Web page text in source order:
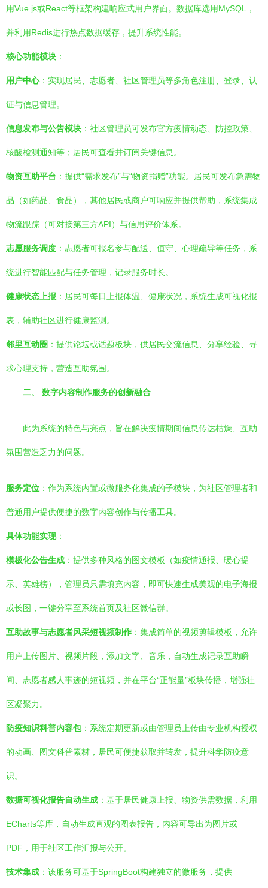
用Vue.js或React等框架构建响应式用户界面。数据库选用MySQL，
并利用Redis进行热点数据缓存，提升系统性能。
核心功能模块 ：
用户中心：实现居民、志愿者、社区管理员等多角色注册、登录、认
证与信息管理。
信息发布与公告模块 ：社区管理员可发布官方疫情动态、防控政策、
核酸检测通知等；居民可查看并订阅关键信息。
物资互助平台 ：提供“需求发布”与“物资捐赠”功能。居民可发布急需物
品（如药品、食品），其他居民或商户可响应并提供帮助，系统集成
物流跟踪（可对接第三方API）与信用评价体系。
志愿服务调度 ：志愿者可报名参与配送、值守、心理疏导等任务，系
统进行智能匹配与任务管理，记录服务时长。
健康状态上报 ：居民可每日上报体温、健康状况，系统生成可视化报
表，辅助社区进行健康监测。
邻里互动圈 ：提供论坛或话题板块，供居民交流信息、分享经验、寻
求心理支持，营造互助氛围。
二、 数字内容制作服务的创新融合
此为系统的特色与亮点，旨在解决疫情期间信息传达枯燥、互助
氛围营造乏力的问题。
服务定位 ：作为系统内置或微服务化集成的子模块，为社区管理者和
普通用户提供便捷的数字内容创作与传播工具。
具体功能实现：
模板化公告生成 ：提供多种风格的图文模板（如疫情通报、暖心提
示、英雄榜），管理员只需填充内容，即可快速生成美观的电子海报
或长图，一键分享至系统首页及社区微信群。
互助故事与志愿者风采短视频制作 ：集成简单的视频剪辑模板，允许
用户上传图片、视频片段，添加文字、音乐，自动生成记录互助瞬
间、志愿者感人事迹的短视频，并在平台“正能量”板块传播，增强社
区凝聚力。
防疫知识科普内容包：系统定期更新或由管理员上传由专业机构授权
的动画、图文科普素材，居民可便捷获取并转发，提升科学防疫意
识。
数据可视化报告自动生成 ：基于居民健康上报、物资供需数据，利用
ECharts等库，自动生成直观的图表报告，内容可导出为图片或
PDF，用于社区工作汇报与公开。
技术集成 ：该服务可基于SpringBoot构建独立的微服务，提供